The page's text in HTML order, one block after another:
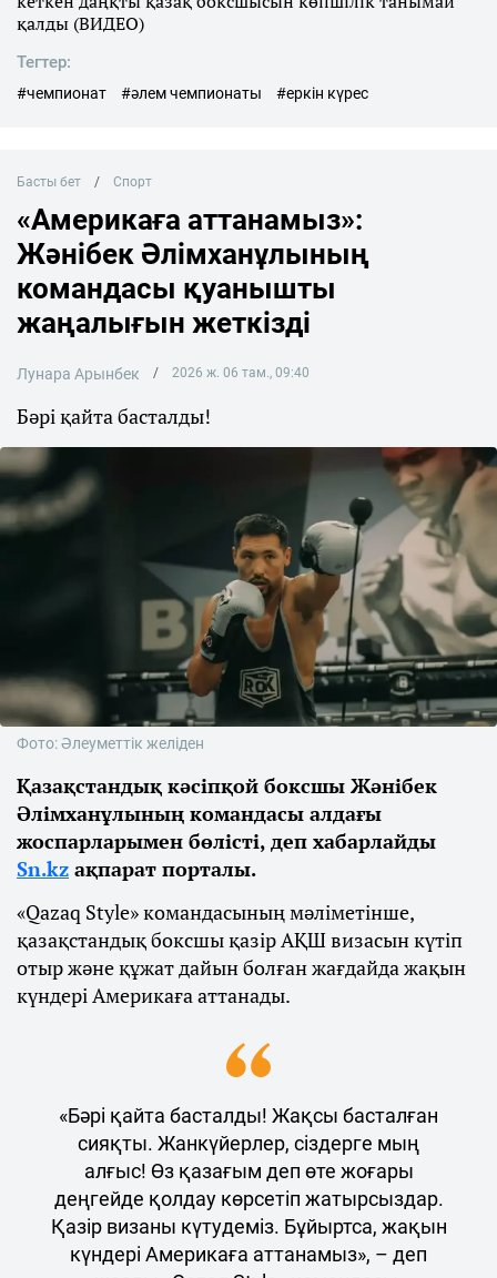
қалды (ВИДЕО)
Тегтер:
#чемпионат #әлем чемпионаты #еркін күрес
Басты бет Спорт
«Америкаға аттанамыз»:
Жәнібек Әлімханұлының
командасы қуанышты
жаңалығын жеткізді
Лунара Арынбек 2026 ж. 06 там., 09:40
Бәрі қайта басталды!
Фото: Әлеуметтік желіден
Қазақстандық кәсіпқой боксшы Жәнібек
Әлімханұлының командасы алдағы
жоспарларымен бөлісті, деп хабарлайды
Sn.kz ақпарат порталы.
«Qazaq Style» командасының мәліметінше,
қазақстандық боксшы қазір АҚШ визасын күтіп
отыр және құжат дайын болған жағдайда жақын
күндері Америкаға аттанады.
«Бәрі қайта басталды! Жақсы басталған
сияқты. Жанкүйерлер, сіздерге мың
алғыс! Өз қазағым деп өте жоғары
деңгейде қолдау көрсетіп жатырсыздар.
Қазір визаны күтудеміз. Бұйыртса, жақын
күндері Америкаға аттанамыз», – деп